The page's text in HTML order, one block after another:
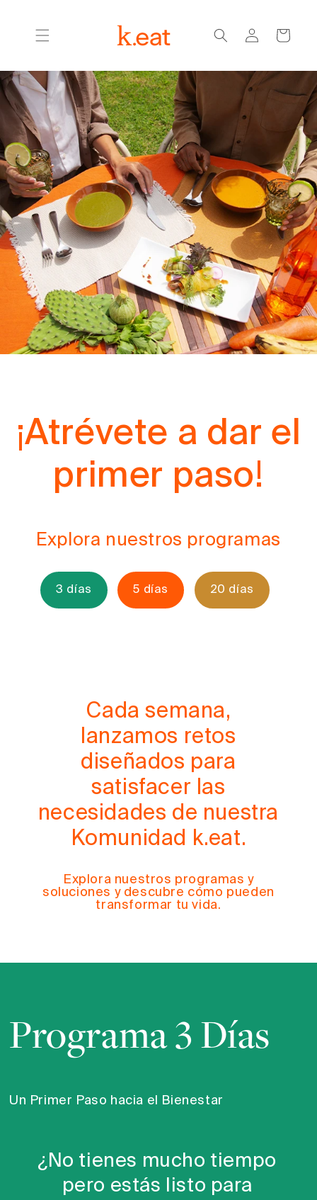
al contenido
sesión
Carrito
¡Atrévete a dar el
primer paso!
Explora nuestros programas
3 días 5 días 20 días
Cada semana,
lanzamos retos
diseñados para
satisfacer las
necesidades de nuestra
Komunidad k.eat.
Explora nuestros programas y
soluciones y descubre cómo pueden
transformar tu vida.
Programa 3 Días
Un Primer Paso hacia el Bienestar
¿No tienes mucho tiempo
pero estás listo para